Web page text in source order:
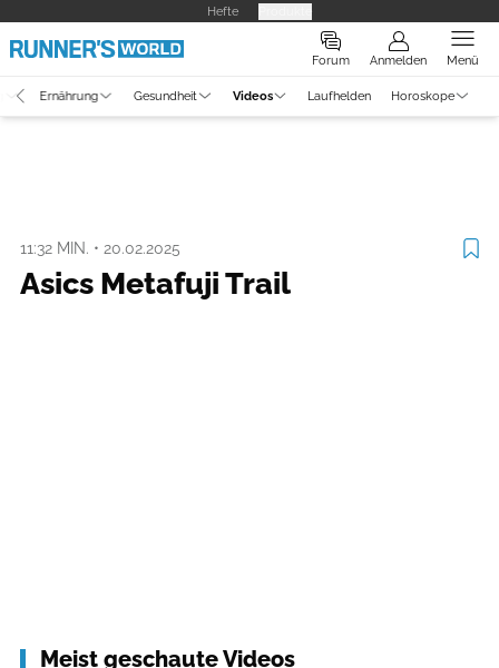
Hefte
Forum Anmelden Menü
Ernährung Gesundheit Videos Laufhelden Horoskope
11:32 MIN. • 20.02.2025
Asics Metafuji Trail
Meist geschaute Videos